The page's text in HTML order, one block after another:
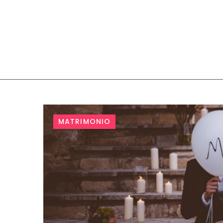
MATRIMONIO